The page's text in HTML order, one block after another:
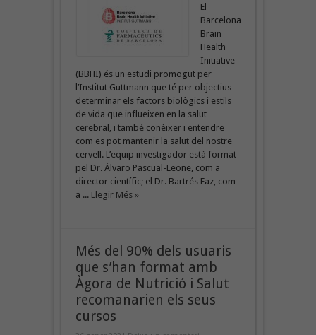
El
Barcelona
Brain
Health
Initiative
(BBHI) és un estudi promogut per
l’Institut Guttmann que té per objectius
determinar els factors biològics i estils
de vida que influeixen en la salut
cerebral, i també conèixer i entendre
com es pot mantenir la salut del nostre
cervell. L’equip investigador està format
pel Dr. Álvaro Pascual-Leone, com a
director científic; el Dr. Bartrés Faz, com
a ... Llegir Més »
Més del 90% dels usuaris
que s’han format amb
Àgora de Nutrició i Salut
recomanarien els seus
cursos